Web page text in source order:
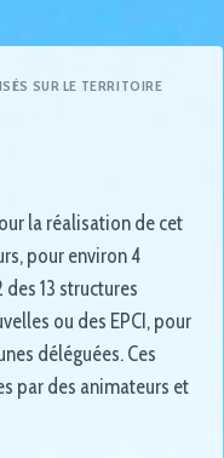
SUR LE TERRITOIRE
la réalisation de cet
pour environ 4
13 structures
ou des EPCI, pour
déléguées. Ces
par des animateurs et